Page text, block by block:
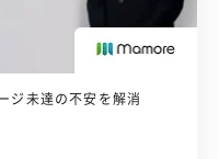
ジ未達の不安を解消